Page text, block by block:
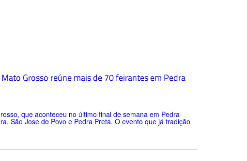
Grosso reúne mais de 70 feirantes em Pedra
que aconteceu no último final de semana em Pedra
São Jose do Povo e Pedra Preta. O evento que já tradição